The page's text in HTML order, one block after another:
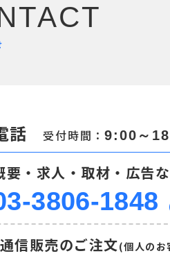
話 受付時間：9:00～
要・求人・取材・広告
3806-1848
信販売のご注文(個人の